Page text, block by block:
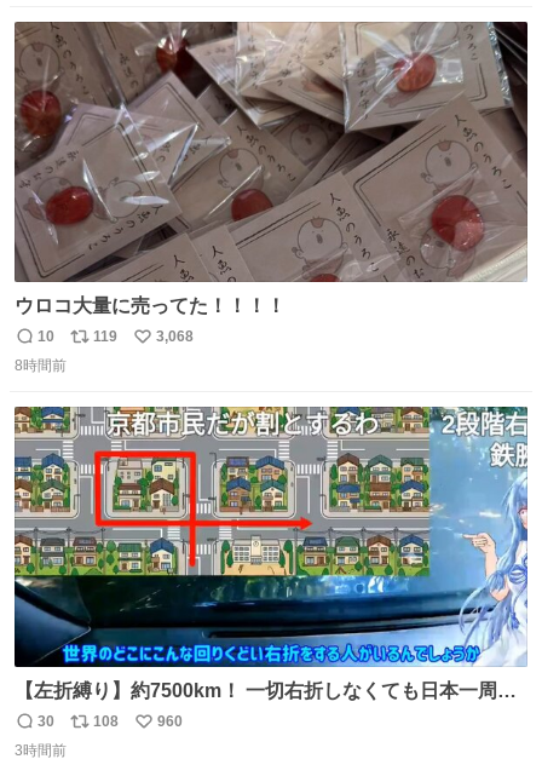
ト
数
数
ウロコ大量に売ってた！！！！
返
信
10
リ
ト
数
119
い
数
3,068
8時間前
【左折縛り】約7500km！ 一切右折しなくても日本一周ギ
リ達成できる説 nicovideo.jp/watch/sm464343…
返
30
リ
108
い
960
3時間前